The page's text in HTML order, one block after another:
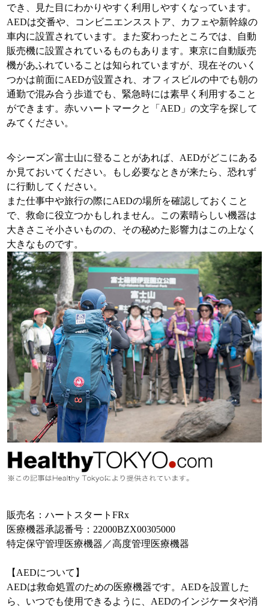
でき、見た目にわかりやすく利用しやすくなっています。
AEDは交番や、コンビニエンスストア、カフェや新幹線の
車内に設置されています。また変わったところでは、自動
販売機に設置されているものもあります。東京に自動販売
機があふれていることは知られていますが、現在そのいく
つかは前面にAEDが設置され、オフィスビルの中でも朝の
通勤で混み合う歩道でも、緊急時には素早く利用すること
ができます。赤いハートマークと「AED」の文字を探して
みてください。
今シーズン富士山に登ることがあれば、AEDがどこにある
か見ておいてください。もし必要なときが来たら、恐れず
に行動してください。
また仕事中や旅行の際にAEDの場所を確認しておくこと
で、救命に役立つかもしれません。この素晴らしい機器は
大きさこそ小さいものの、その秘めた影響力はこの上なく
大きなものです。
販売名：ハートスタートFRx
医療機器承認番号：22000BZX00305000
特定保守管理医療機器／高度管理医療機器
【AEDについて】
AEDは救命処置のための医療機器です。AEDを設置した
ら、いつでも使用できるように、AEDのインジケータや消